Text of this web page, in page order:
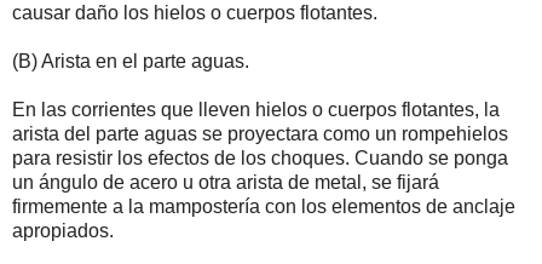
causar daño los hielos o cuerpos flotantes.
(B) Arista en el parte aguas.
En las corrientes que lleven hielos o cuerpos flotantes, la
arista del parte aguas se proyectara como un rompehielos
para resistir los efectos de los choques. Cuando se ponga
un ángulo de acero u otra arista de metal, se fijará
firmemente a la mampostería con los elementos de anclaje
apropiados.